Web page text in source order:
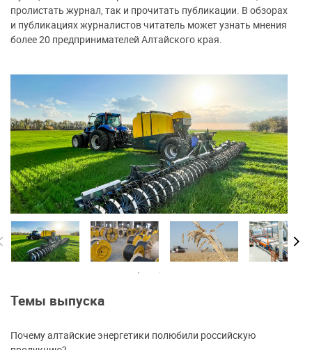
пролистать журнал, так и прочитать публикации. В обзорах
и публикациях журналистов читатель может узнать мнения
более 20 предпринимателей Алтайского края.
Темы выпуска
Почему алтайские энергетики полюбили российскую